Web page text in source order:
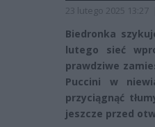
23 lutego 2025 13:27
Biedronka
lutego sieć
prawdziwe
Puccini w
przyciągnąć
jeszcze przed